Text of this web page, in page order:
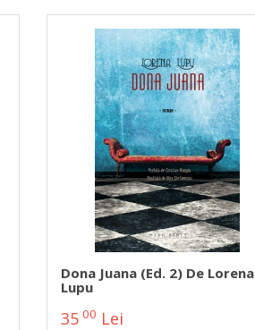
Dona Juana (ed. 2) De Lorena
Lupu
35 00 Lei